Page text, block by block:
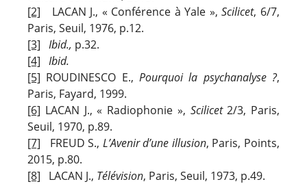
[2] LACAN J., « Conférence à Yale »,Scilicet, 6/7,
Paris, Seuil, 1976, p.12.
[3] Ibid., p.32.
[4] Ibid.
[5] ROUDINESCO E., Pourquoi la psychanalyse ?,
Paris, Fayard, 1999.
[6] LACAN J., « Radiophonie », Scilicet2/3, Paris,
Seuil, 1970, p.89.
[7] FREUD S., L’Avenir d’une illusion, Paris, Points,
2015, p.80.
[8] LACAN J., Télévision, Paris, Seuil, 1973, p.49.